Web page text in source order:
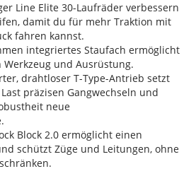
Line Elite 30-Laufräder verbessern
damit du für mehr Traktion mit
fahren kannst.
integriertes Staufach ermöglicht
und Ausrüstung.
drahtloser T-Type-Antrieb setzt
präzisen Gangwechseln und
neue
Block 2.0 ermöglicht einen
schützt Züge und Leitungen, ohne